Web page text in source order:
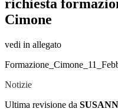
richiesta
Cimone
vedi in allegato
Notizie
Ultima revisione da